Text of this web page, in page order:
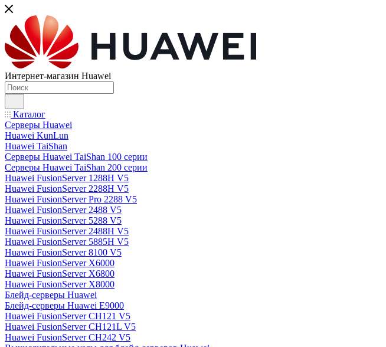
Интернет-магазин Huawei
Каталог
Серверы Huawei
Huawei KunLun
Huawei TaiShan
Серверы Huawei TaiShan 100 серии
Серверы Huawei TaiShan 200 серии
Huawei FusionServer 1288H V5
Huawei FusionServer 2288H V5
Huawei FusionServer Pro 2288 V5
Huawei FusionServer 2488 V5
Huawei FusionServer 5288 V5
Huawei FusionServer 2488H V5
Huawei FusionServer 5885H V5
Huawei FusionServer 8100 V5
Huawei FusionServer X6000
Huawei FusionServer X6800
Huawei FusionServer X8000
Блейд-серверы Huawei
Блейд-серверы Huawei E9000
Huawei FusionServer CH121 V5
Huawei FusionServer CH121L V5
Huawei FusionServer CH242 V5